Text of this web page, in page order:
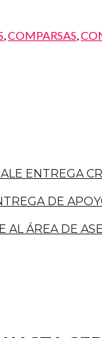
COMPARSAS
ENTREGA
DE
AL ÁREA DE